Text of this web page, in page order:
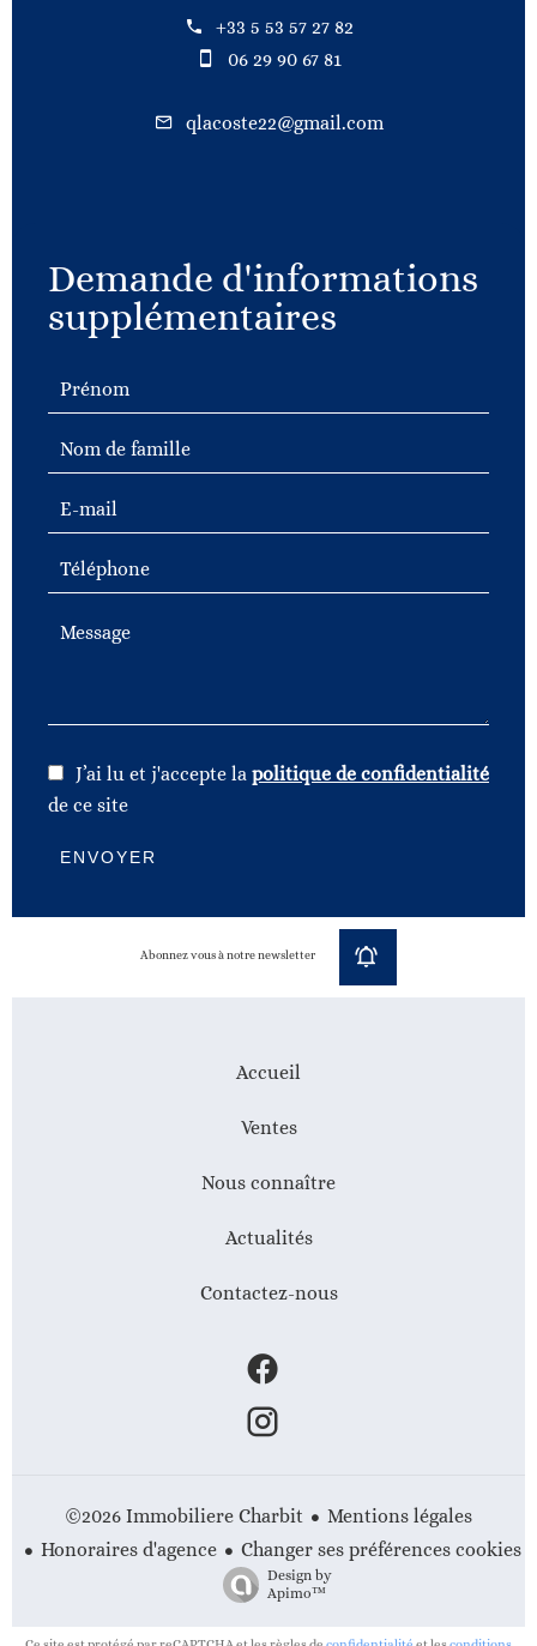
+33 5 53 57 27 82
06 29 90 67 81
qlacoste22@gmail.com
Demande d'informations
supplémentaires
J’ai lu et j'accepte la politique de confidentialité
de ce site
ENVOYER
Abonnez vous à notre newsletter
Accueil
Ventes
Nous connaître
Actualités
Contactez-nous
©2026 Immobiliere Charbit
Mentions légales
Honoraires d'agence
Changer ses préférences cookies
Design by
Apimo™